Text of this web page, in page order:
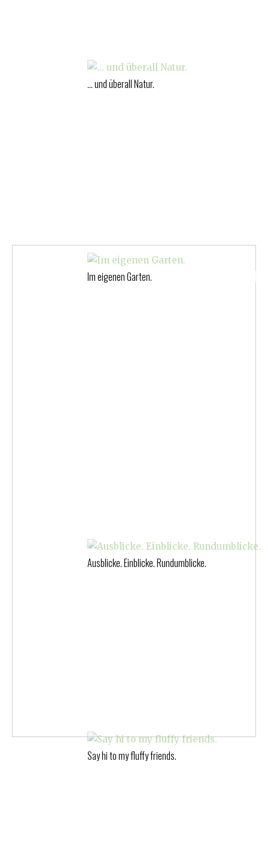
... und überall Natur.
Ausblicke. Einblicke. Rundumblicke.
Im eigenen Garten.
Say hi to my fluffy friends.